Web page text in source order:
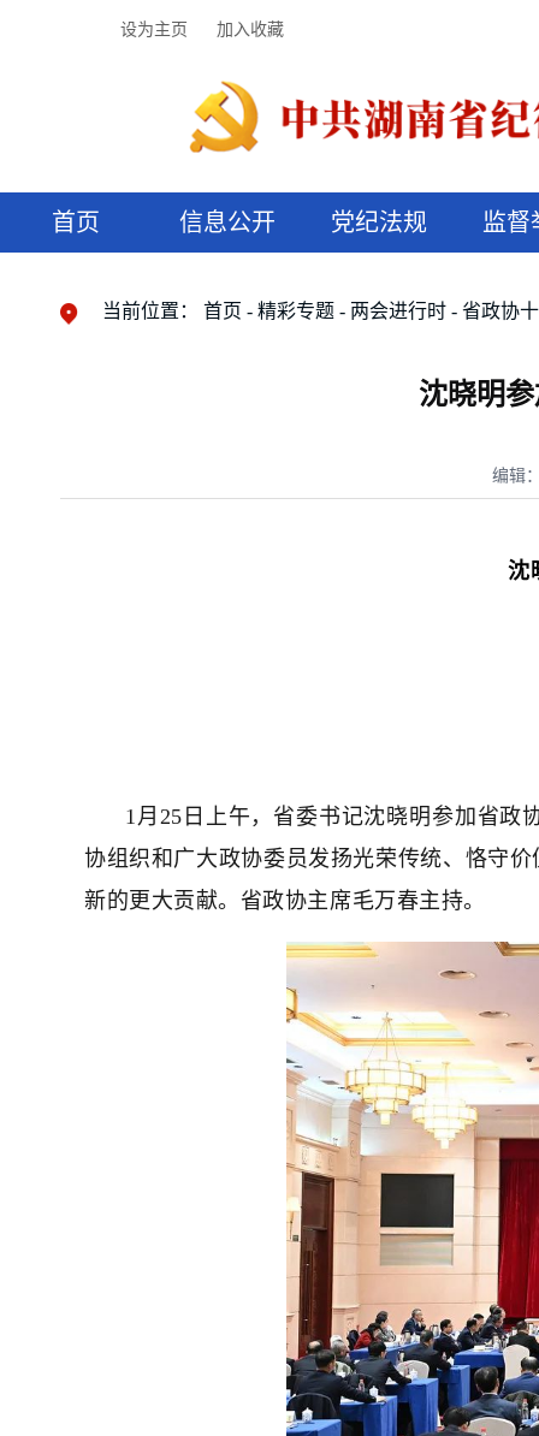
设为主页 加入收藏
首页 信息公开 党纪法规 监督
当前位置： 首页 精彩专题 两会进行时 省政协
沈晓明
编辑
沈
1月25日上午，省委书记沈晓明参加省政
协组织和广大政协委员发扬光荣传统、恪守
新的更大贡献。省政协主席毛万春主持。